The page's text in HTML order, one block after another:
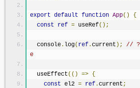
export default function App()
{
const
ref = useRef();
  console
. log( ref .current );
//
e
  useEffect
(() => {
const el2 = ref .current ;